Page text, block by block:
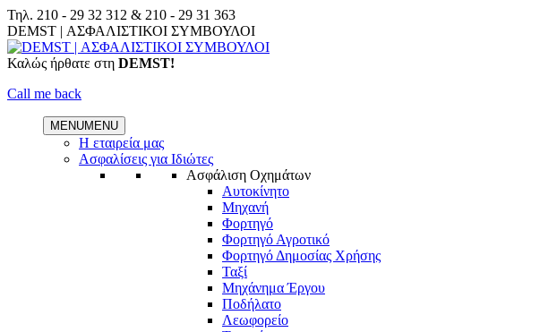
Skip
to
content
Τηλ. 210 - 29 32 312 & 210 - 29 31 363
Facebook
Linkedin
DEMST | ΑΣΦΑΛΙΣΤΙΚΟΙ ΣΥΜΒΟΥΛΟΙ
Καλώς ήρθατε στη DEMST!
Call me back
MENUMENU
Η εταιρεία μας
Ασφαλίσεις για Ιδιώτες
Ασφάλιση Οχημάτων
Αυτοκίνητο
Μηχανή
Φορτηγό
Φορτηγό Αγροτικό
Φορτηγό Δημοσίας Χρήσης
Ταξί
Μηχάνημα Έργου
Ποδήλατο
Λεωφορείο